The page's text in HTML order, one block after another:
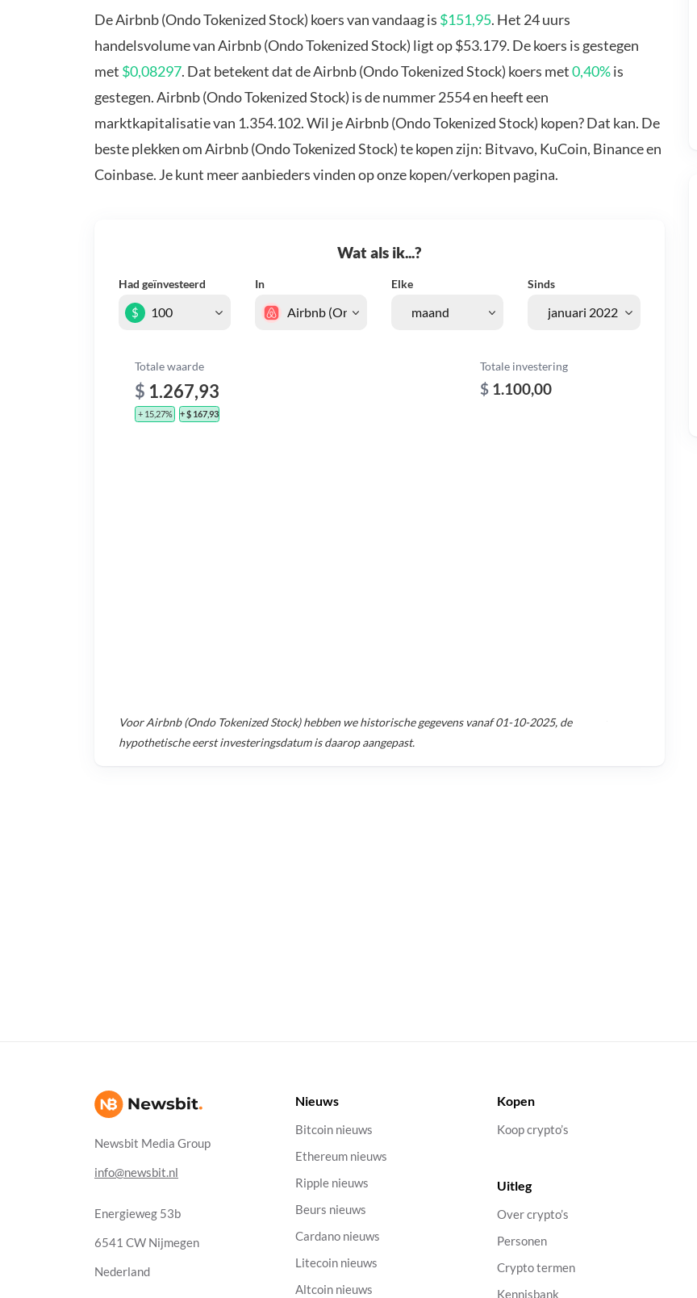
De Airbnb (Ondo Tokenized Stock) koers van vandaag is $151,95. Het 24 uurs
handelsvolume van Airbnb (Ondo Tokenized Stock) ligt op $53.179. De koers is gestegen
met $0,08297. Dat betekent dat de Airbnb (Ondo Tokenized Stock) koers met0,40%is
gestegen. Airbnb (Ondo Tokenized Stock) is de nummer 2554 en heeft een
marktkapitalisatie van 1.354.102. Wil je Airbnb (Ondo Tokenized Stock) kopen? Dat kan. De
beste plekken om Airbnb (Ondo Tokenized Stock) te kopen zijn: Bitvavo, KuCoin, Binance en
Coinbase. Je kunt meer aanbieders vinden op onze kopen/verkopen pagina.
Wat als ik...?
Had geïnvesteerd In Elke Sinds
$
Totale waarde
$ 1.267,93
+ 15,27% + $ 167,93
Totale investering
$ 1.100,00
VoorAirbnb (Ondo Tokenized Stock)hebben we historische gegevens vanaf01-10-2025, de
hypothetische eerst investeringsdatum is daarop aangepast.
Newsbit Media Group
info@newsbit.nl
Energieweg 53b
6541 CW Nijmegen
Nederland
Nieuws
Bitcoin nieuws
Ethereum nieuws
Ripple nieuws
Beurs nieuws
Cardano nieuws
Litecoin nieuws
Altcoin nieuws
Kopen
Koop crypto’s
Uitleg
Over crypto’s
Personen
Crypto termen
Kennisbank